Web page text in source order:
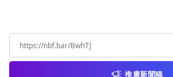
推廣新聞稿